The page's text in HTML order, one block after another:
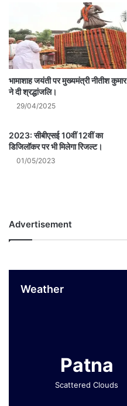
भामाशाह जयंती पर मुख्यमंत्री नीतीश कुमार
ने दी श्रद्धांजलि।
29/04/2025
2023: सीबीएसई 10वीं 12वीं का
डिजिलॉकर पर भी मिलेगा रिजल्ट।
01/05/2023
Advertisement
Weather
Patna
Scattered Clouds